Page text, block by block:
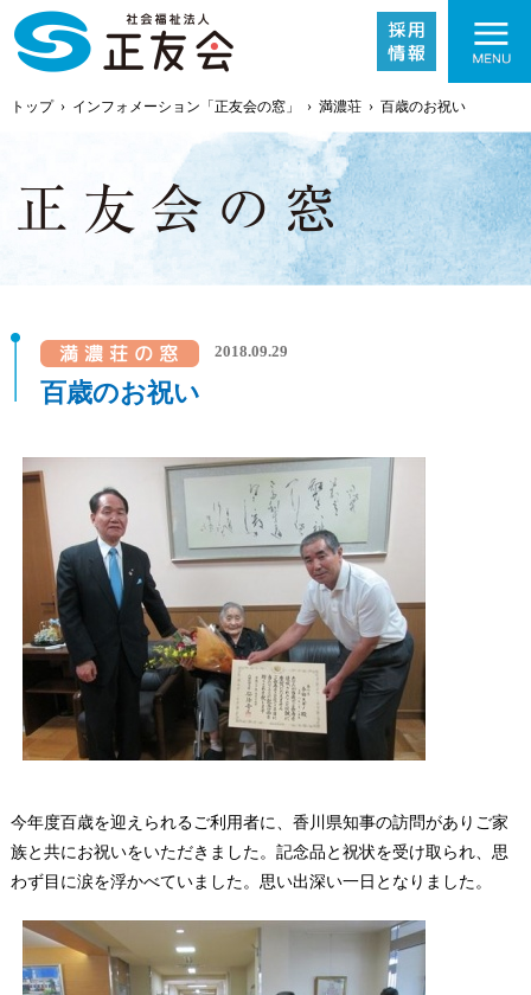
事業内容
トップ› インフォメーション「正友会の窓」 › 満濃荘› 百歳のお祝い
2018.09.29
百歳のお祝い
今年度百歳を迎えられるご利用者に、香川県知事の訪問がありご家
族と共にお祝いをいただきました。記念品と祝状を受け取られ、思
わず目に涙を浮かべていました。思い出深い一日となりました。